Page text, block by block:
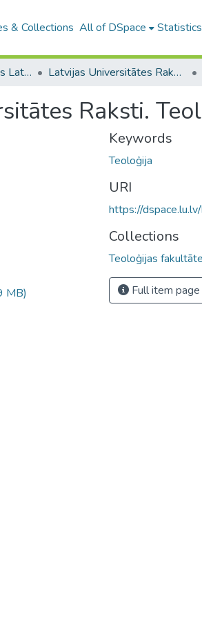
& Collections All of DSpace Statistics
A1 – Acta Universitatis Latviensis / Universitātes raksti / Scientific papers Latvijas Universitātes Raksti (1923–1943)
Raksti.
MB)
Keywords
Teoloģija
URI
https://
Collections
Teoloģijas
Full item page